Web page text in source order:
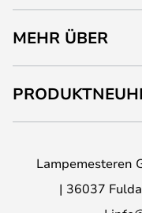
MEHR ÜBER
Lampemesteren
36037 Fulda